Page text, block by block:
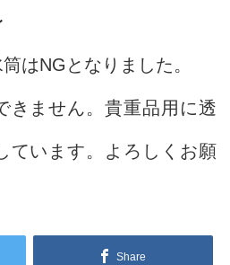
はNGとなりました。
ません。貴重品用に透
ています。よろしくお願
Share